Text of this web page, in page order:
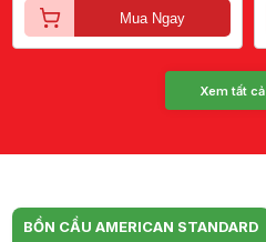
Mua Ngay
Xem tất cả
BỒN CẦU AMERICAN STANDARD